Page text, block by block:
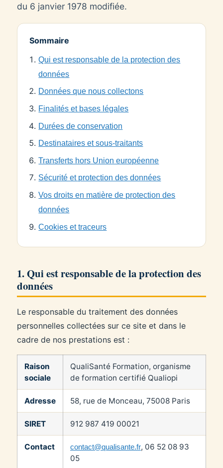
du 6 janvier 1978 modifiée.
Sommaire
Qui est responsable de la protection des
données
Données que nous collectons
Finalités et bases légales
Durées de conservation
Destinataires et sous-traitants
Transferts hors Union européenne
Sécurité et protection des données
Vos droits en matière de protection des
données
Cookies et traceurs
1. Qui est responsable de la protection des
données
Le responsable du traitement des données
personnelles collectées sur ce site et dans le
cadre de nos prestations est :
Raison
sociale
QualiSanté Formation, organisme
de formation certifié Qualiopi
Adresse 58, rue de Monceau, 75008 Paris
SIRET 912 987 419 00021
Contact contact@qualisante.fr, 06 52 08 93
05